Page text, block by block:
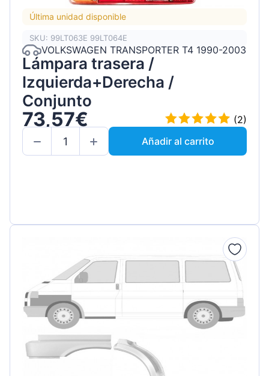
Última unidad disponible
SKU: 99LT063E 99LT064E
VOLKSWAGEN TRANSPORTER T4 1990-2003
Lámpara trasera /
Izquierda+Derecha /
Conjunto
73,57€
(2)
Añadir al carrito